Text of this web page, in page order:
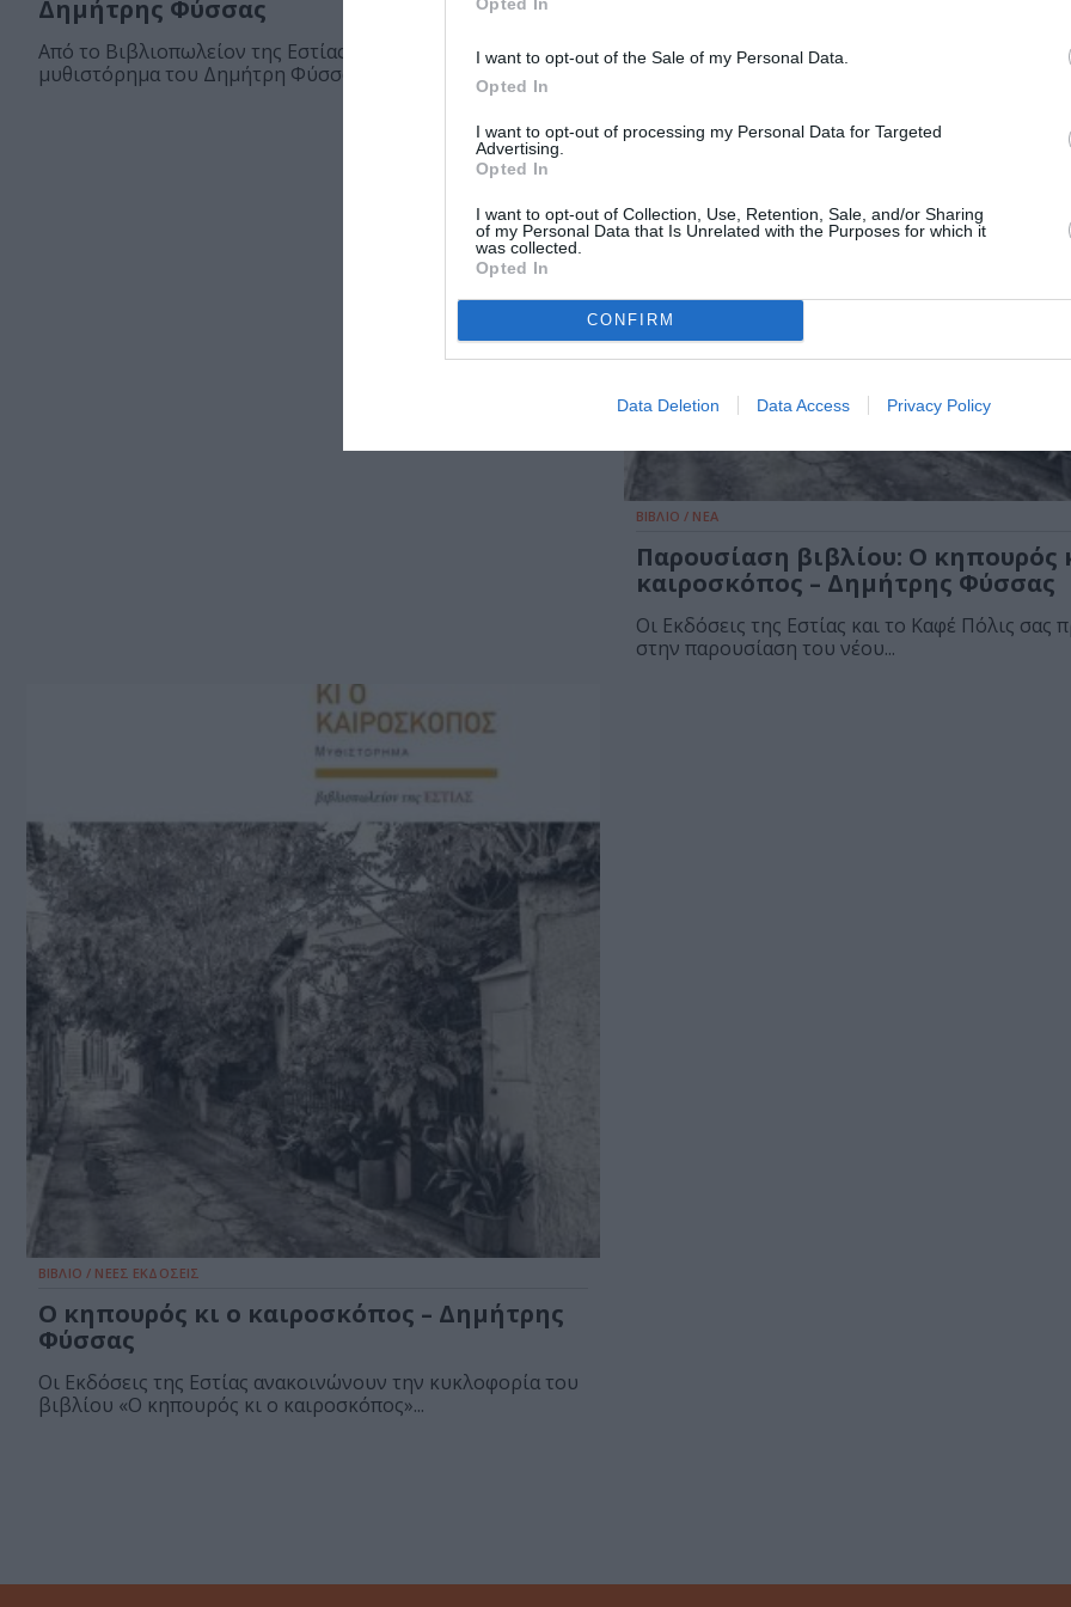
I want to opt-out of the Sale of my Personal Data.
Opted In
I want to opt-out of processing my Personal Data for Targeted
Advertising.
Opted In
I want to opt-out of Collection, Use, Retention, Sale, and/or Sharing
of my Personal Data that Is Unrelated with the Purposes for which it
was collected.
Opted In
CONFIRM
Data Deletion Data Access Privacy Policy
Δημήτρης Φύσσας
Από το Βιβλιοπωλείον της Εστίας κυκλοφορεί το νέο
μυθιστόρημα του Δημήτρη Φύσσα, Η Νιλουφέρ...
ΒΙΒΛΙΟ / ΝΕΑ
Παρουσίαση βιβλίου: Ο κηπουρός
καιροσκόπος – Δημήτρης Φύσσας
Οι Εκδόσεις της Εστίας και το Καφέ Πόλις σας
στην παρουσίαση του νέου...
ΒΙΒΛΙΟ / ΝΕΕΣ ΕΚΔΟΣΕΙΣ
Ο κηπουρός κι ο καιροσκόπος – Δημήτρης
Φύσσας
Οι Εκδόσεις της Εστίας ανακοινώνουν την κυκλοφορία του
βιβλίου «Ο κηπουρός κι ο καιροσκόπος»...